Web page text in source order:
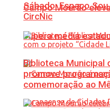
Campo Mourão
supera média
Sábado: Espaço
CircNic
Biblioteca Municipal
promove
comemoração ao